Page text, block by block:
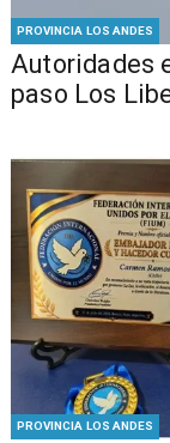
PROVINCIA LOS ANDES
​​Autoridades
paso Los
PROVINCIA LOS ANDES